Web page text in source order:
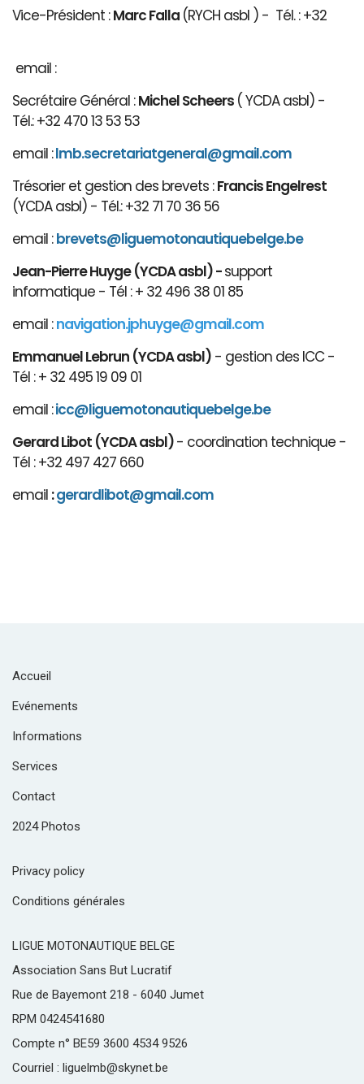
Vice-Président :Marc Falla (RYCH asbl ) - Tél. : +32
email :
Secrétaire Général :Michel Scheers ( YCDA asbl) -
Tél.: +32 470 13 53 53
email :lmb.secretariatgeneral@gmail.com
Trésorier et gestion des brevets :Francis Engelrest
(YCDA asbl) - Tél.: +32 71 70 36 56
email :brevets@liguemotonautiquebelge.be
Jean-Pierre Huyge (YCDA asbl) -support
informatique - Tél : + 32 496 38 01 85
email :navigation.jphuyge@gmail.com
Emmanuel Lebrun (YCDA asbl) - gestion des ICC -
Tél : + 32 495 19 09 01
email :icc@liguemotonautiquebelge.be
Gerard Libot (YCDA asbl)- coordination technique -
Tél : +32 497 427 660
email :gerardlibot@gmail.com
Accueil
Evénements
Informations
Services
Contact
2024 Photos
Privacy policy
Conditions générales
LIGUE MOTONAUTIQUE BELGE
Association Sans But Lucratif
Rue de Bayemont 218 - 6040 Jumet
RPM 0424541680
Compte n° BE59 3600 4534 9526
Courriel : liguelmb@skynet.be